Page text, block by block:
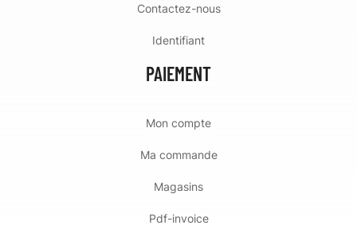
Contactez-nous
Identifiant
PAIEMENT
Mon compte
Ma commande
Magasins
Pdf-invoice